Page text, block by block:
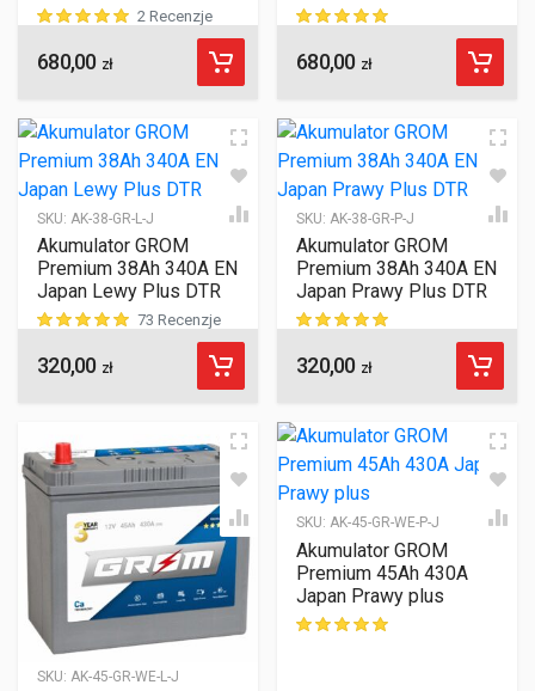
ocen klientów
2 Recenzje
680,00 zł ocen klientów
680,00 zł
SKU: AK-38-GR-L-J
Akumulator GROM
Premium 38Ah 340A EN
Japan Lewy Plus DTR
ocen klientów
73 Recenzje
320,00 zł
SKU: AK-38-GR-P-J
Akumulator GROM
Premium 38Ah 340A EN
Japan Prawy Plus DTR
ocen klientów
320,00 zł
SKU: AK-45-GR-WE-L-J
SKU: AK-45-GR-WE-P-J
Akumulator GROM
Premium 45Ah 430A
Japan Prawy plus